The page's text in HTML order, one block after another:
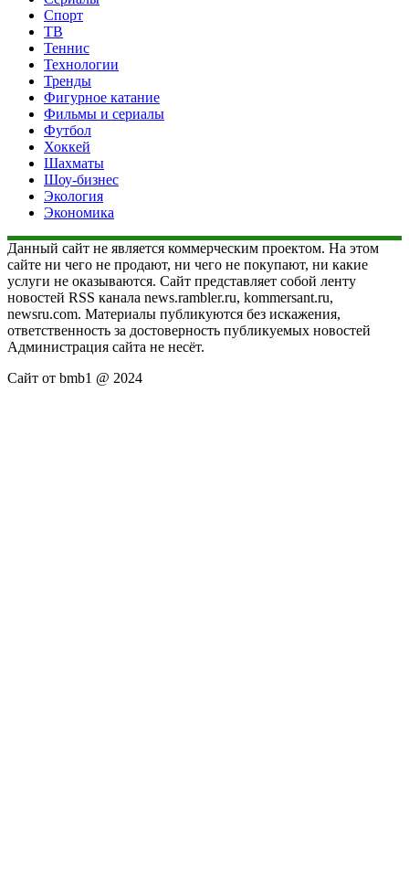
Спорт
ТВ
Теннис
Технологии
Тренды
Фигурное катание
Фильмы и сериалы
Футбол
Хоккей
Шахматы
Шоу-бизнес
Экология
Экономика
Данный сайт не является коммерческим проектом. На этом
сайте ни чего не продают, ни чего не покупают, ни какие
услуги не оказываются. Сайт представляет собой ленту
новостей RSS канала news.rambler.ru, kommersant.ru,
newsru.com. Материалы публикуются без искажения,
ответственность за достоверность публикуемых новостей
Администрация сайта не несёт.
Сайт от bmb1 @ 2024